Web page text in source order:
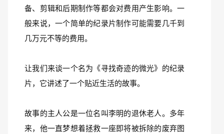
备、剪辑和后期制作等都会对费用产生影响。一
般来说，一个简单的纪录片制作可能需要几千到
几万元不等的费用。
让我们来谈一个名为《寻找奇迹的微光》的纪录
片，它讲述了一个贴近生活的故事。
故事的主人公是一位名叫李明的退休老人。多年
来，他一直梦想着拯救一座即将被拆除的废弃图